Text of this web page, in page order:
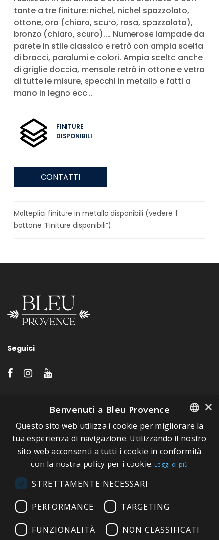
tante altre finiture: nichel, nichel spazzolato,
ottone, oro (chiaro, scuro, rosa, spazzolato),
bronzo (chiaro, scuro).... Numerose lampade da
parete in stile classico e retrò con ampia scelta
di bracci, paralumi e colori. Ampia scelta anche
di griglie doccia, mensole retrò in ottone e vetro
di tutte le misure, specchi in metallo e fatti a
mano in legno ecc...
FINITURE
DISPONIBILI
CONTATTI
Molteplici finiture in metallo disponibili (vedere il
bottone “Finiture disponibili”).
Seguici
A proposito di Bleu Provence
Informazioni legali
Condizioni di vendita
Contatti
FRENCH
ITALIAN
GERMAN
×
Benvenuti a Bleu Provence
Questo sito web utilizza i cookie per migliorare la
tua esperienza di navigazione. Utilizzando il nostro
sito web acconsenti a tutti i cookie in conformità
con la nostra policy per i cookie. Leggi di più
STRETTAMENTE NECESSARI
PERFORMANCE TARGETING
FUNZIONALITÀ NON CLASSIFICATI